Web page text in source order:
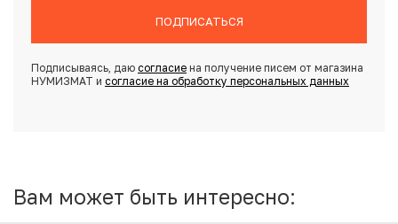
ПОДПИСАТЬСЯ
Подписываясь, даю согласиена получение писем от магазина
НУМИЗМАТ и согласие на обработку персональных данных
Вам может быть интересно: